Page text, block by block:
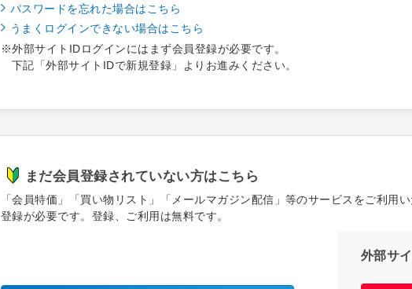
パスワードを忘れた場合はこちら
うまくログインできない場合はこちら
※外部サイトIDログインにはまず会員登録が必要です。
下記「外部サイトIDで新規登録」よりお進みください。
まだ会員登録されていない方はこちら
「会員特価」「買い物リスト」「メールマガジン配信」等のサービスをご利用
登録が必要です。登録、ご利用は無料です。
外部サ